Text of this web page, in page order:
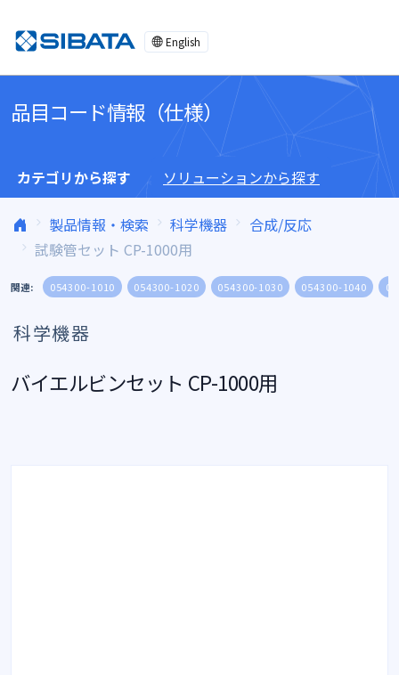
English
品目コード情報（仕様）
カテゴリから探す ソリューションから探す
製品情報・検索 科学機器
合成/反応
試験管セット CP-1000用
関連: 054300-1010 054300-1020 054300-1030 054300-1040
科学機器
バイエルビンセット CP-1000用